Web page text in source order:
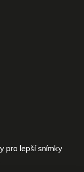
pro lepší snímky